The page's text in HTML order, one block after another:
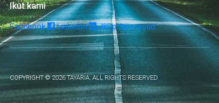
Ikut kami
Facebook Linkedin Jki-phone-solid
COPYRIGHT © 2026 TAYARIA. ALL RIGHTS RESERVED